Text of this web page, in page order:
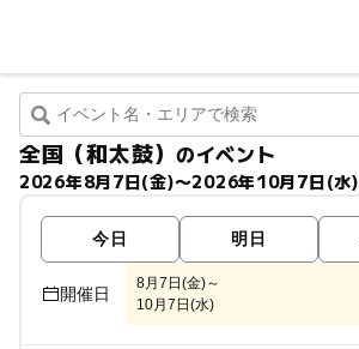
全国（和太鼓）のイベント
2026年8月7日(金)〜2026年10月7日(水)
今日 明日
開催日
8月7日(金)～
10月7日(水)